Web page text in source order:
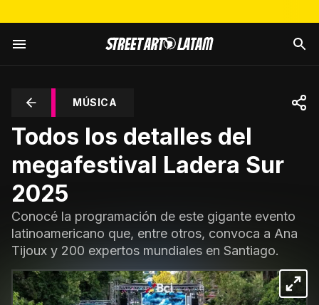
MÚSICA
Todos los detalles del
megafestival Ladera Sur
2025
Conocé la programación de este gigante evento
latinoamericano que, entre otros, convoca a Ana
Tijoux y 200 expertos mundiales en Santiago.